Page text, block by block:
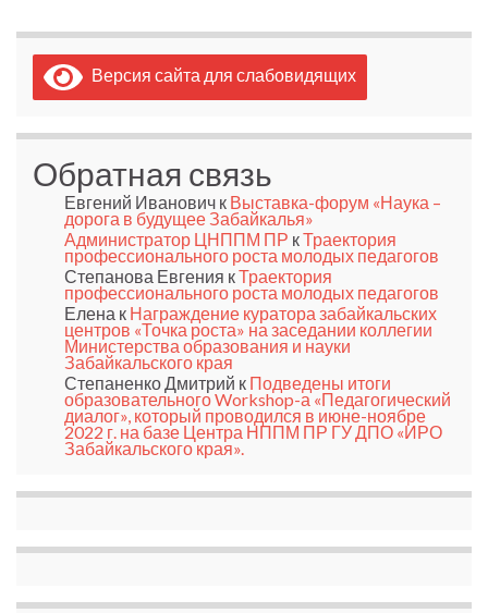
Версия сайта для слабовидящих
Обратная связь
Евгений Иванович к Выставка-форум «Наука –
дорога в будущее Забайкалья»
Администратор ЦНППМ ПР кТраектория
профессионального роста молодых педагогов
Степанова Евгения кТраектория
профессионального роста молодых педагогов
Елена к Награждение куратора забайкальских
центров «Точка роста» на заседании коллегии
Министерства образования и науки
Забайкальского края
Степаненко Дмитрий к Подведены итоги
образовательного Workshop-а «Педагогический
диалог», который проводился в июне-ноябре
2022 г. на базе Центра НППМ ПР ГУ ДПО «ИРО
Забайкальского края».